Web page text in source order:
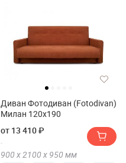
Диван Фотодиван (Fotodivan)
Милан 120х190
от 13 410 ₽
900 х 2100 х 950 мм